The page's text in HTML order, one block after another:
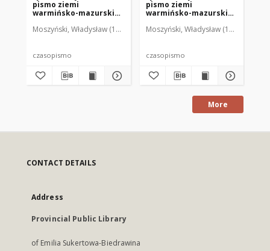
pismo ziemi
warmińsko-mazurskiej,
Moszyński, Władysław (1922-2001). Red. Mroczkowski, Włodzimierz
czasopismo
pismo ziemi
warmińsko-mazurskiej,
Moszyński, Władysław (1922-2001).
czasopismo
More
CONTACT DETAILS
Address
Provincial Public Library
of Emilia Sukertowa-Biedrawina